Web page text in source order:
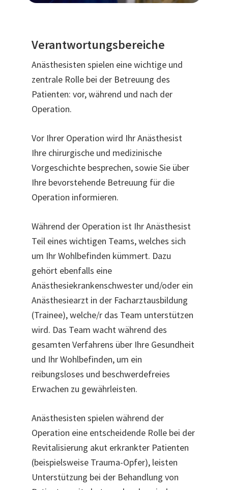
Verantwortungsbereiche
Anästhesisten spielen eine wichtige und
zentrale Rolle bei der Betreuung des
Patienten: vor, während und nach der
Operation.
Vor Ihrer Operation wird Ihr Anästhesist
Ihre chirurgische und medizinische
Vorgeschichte besprechen, sowie Sie über
Ihre bevorstehende Betreuung für die
Operation informieren.
Während der Operation ist Ihr Anästhesist
Teil eines wichtigen Teams, welches sich
um Ihr Wohlbefinden kümmert. Dazu
gehört ebenfalls eine
Anästhesiekrankenschwester und/oder ein
Anästhesiearzt in der Facharztausbildung
(Trainee), welche/r das Team unterstützen
wird. Das Team wacht während des
gesamten Verfahrens über Ihre Gesundheit
und Ihr Wohlbefinden, um ein
reibungsloses und beschwerdefreies
Erwachen zu gewährleisten.
Anästhesisten spielen während der
Operation eine entscheidende Rolle bei der
Revitalisierung akut erkrankter Patienten
(beispielsweise Trauma-Opfer), leisten
Unterstützung bei der Behandlung von